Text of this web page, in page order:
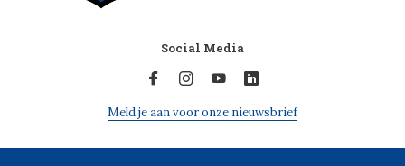
Social Media
Meld je aan voor onze nieuwsbrief